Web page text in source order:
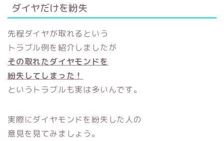
ダイヤだけを紛失
先程ダイヤが取れるという
トラブル例を紹介しましたが
その取れたダイヤモンドを
紛失してしまった！
というトラブルも実は多いんです。
実際にダイヤモンドを紛失した人の
意見を見てみましょう。